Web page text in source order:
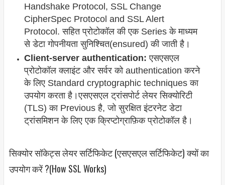
Handshake Protocol, SSL Change
CipherSpec Protocol and SSL Alert
Protocol. सहित प्रोटोकॉल की एक Series के माध्यम
से डेटा गोपनीयता सुनिश्चित(ensured) की जाती है।
Client-server authentication: एसएसएल
प्रोटोकॉल क्लाइंट और सर्वर को authentication करने
के लिए Standard cryptographic techniques का
उपयोग करता है।एसएसएल ट्रांसपोर्ट लेयर सिक्योरिटी
(TLS) का Previous है, जो सुरक्षित इंटरनेट डेटा
ट्रांसमिशन के लिए एक क्रिप्टोग्राफ़िक प्रोटोकॉल है।
सिक्योर सॉकेट्स लेयर सर्टिफिकेट (एसएसएल सर्टिफिकेट) क्यों का
उपयोग करें ?(How SSL Works)